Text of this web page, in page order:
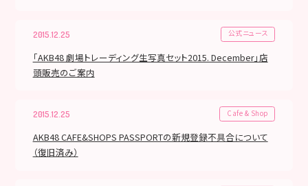
2015.12.25 公式ニュース
「AKB48 劇場トレーディング生写真セット2015. December」店
頭販売のご案内
2015.12.25 Cafe & Shop
AKB48 CAFE&SHOPS PASSPORTの新規登録不具合について
（復旧済み）